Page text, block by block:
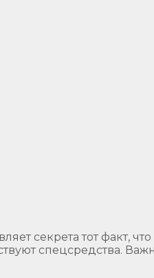
секрета тот факт,
спецсредства.